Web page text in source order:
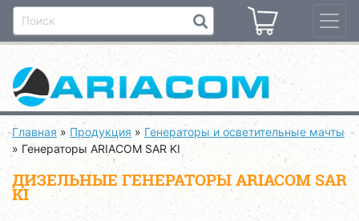
Главная » Продукция » Генераторы и осветительные мачты
» Генераторы ARIACOM SAR KI
ДИЗЕЛЬНЫЕ ГЕНЕРАТОРЫ ARIACOM SAR
KI